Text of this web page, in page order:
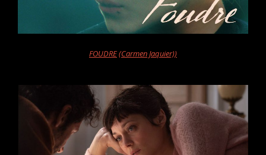
FOUDRE(Carmen Jaquier))